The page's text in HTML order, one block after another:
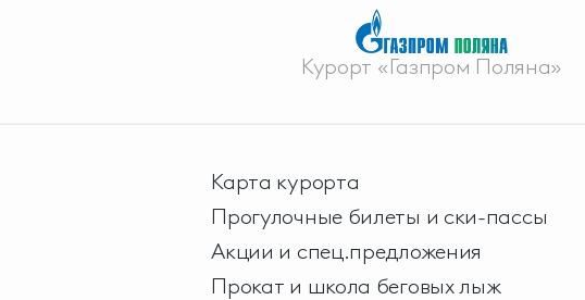
Курорт «Газпром Поляна»
Карта курорта
Прогулочные билеты и ски-пассы
Акции и спец.предложения
Прокат и школа беговых лыж